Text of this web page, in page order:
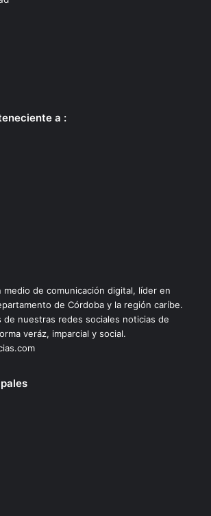
a :
medio de comunicación digital, líder en
de Córdoba y la región caríbe.
de nuestras redes sociales noticias de
veráz, imparcial y social.